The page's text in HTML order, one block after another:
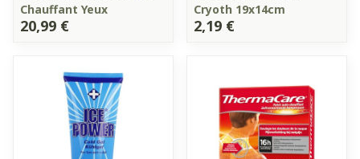
Chauffant Yeux
20,99 €
Cryoth 19x14cm
2,19 €